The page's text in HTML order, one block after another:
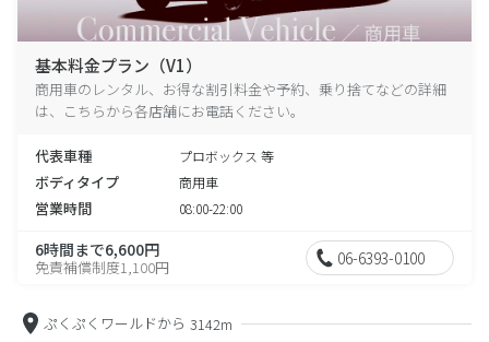
基本料金プラン（V1）
商用車のレンタル、お得な割引料金や予約、乗り捨てなどの詳細
は、こちらから各店舗にお電話ください。
代表車種 プロボックス 等
ボディタイプ 商用車
営業時間 08:00-22:00
6時間まで6,600円
免責補償制度1,100円 06-6393-0100
ぷくぷくワールドから 3142m